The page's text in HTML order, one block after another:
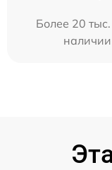
Более 20